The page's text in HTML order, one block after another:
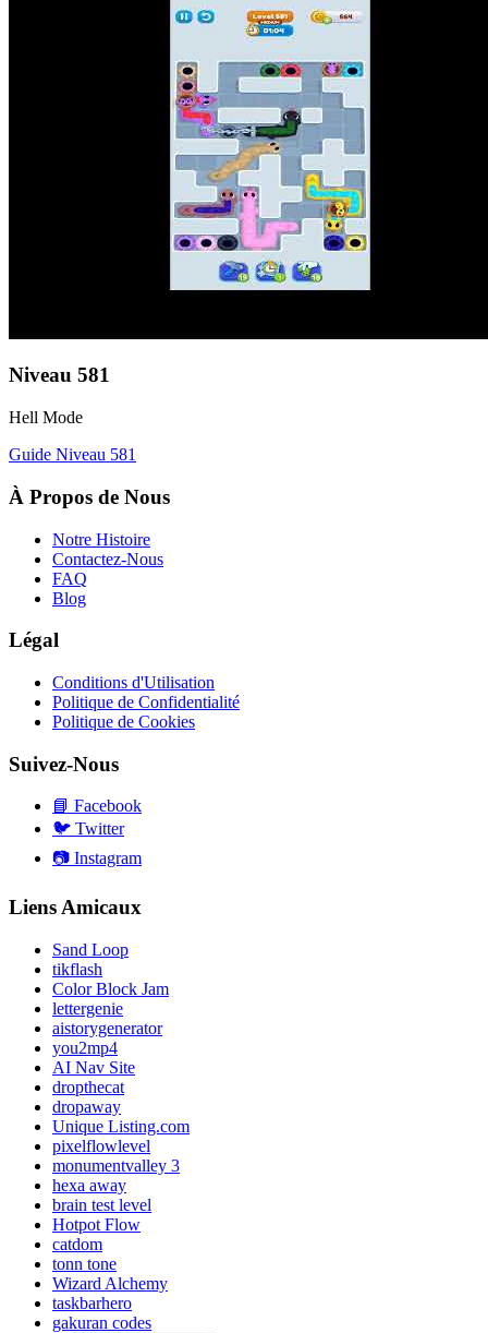
Niveau 581
Hell Mode
Guide Niveau 581
À Propos de Nous
Notre Histoire
Contactez-Nous
FAQ
Blog
Légal
Conditions d'Utilisation
Politique de Confidentialité
Politique de Cookies
Suivez-Nous
📘 Facebook
🐦 Twitter
📷 Instagram
Liens Amicaux
Sand Loop
tikflash
Color Block Jam
lettergenie
aistorygenerator
you2mp4
AI Nav Site
dropthecat
dropaway
Unique Listing.com
pixelflowlevel
monumentvalley 3
hexa away
brain test level
Hotpot Flow
catdom
tonn tone
Wizard Alchemy
taskbarhero
gakuran codes